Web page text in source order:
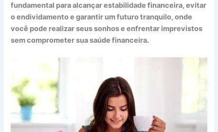
fundamental para alcançar estabilidade financeira, evitar
o endividamento e garantir um futuro tranquilo, onde
você pode realizar seus sonhos e enfrentar imprevistos
sem comprometer sua saúde financeira.